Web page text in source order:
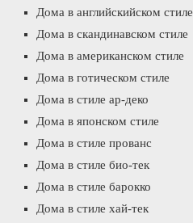
Дома в английскийском стиле
Дома в скандинавском стиле
Дома в американском стиле
Дома в готическом стиле
Дома в стиле ар-деко
Дома в японском стиле
Дома в стиле прованс
Дома в стиле био-тек
Дома в стиле барокко
Дома в стиле хай-тек